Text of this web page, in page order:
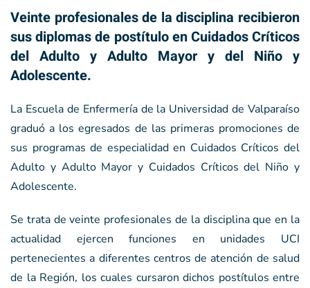
Veinte profesionales de la disciplina recibieron
sus diplomas de postítulo en Cuidados Críticos
del Adulto y Adulto Mayor y del Niño y
Adolescente.
La Escuela de Enfermería de la Universidad de Valparaíso
graduó a los egresados de las primeras promociones de
sus programas de especialidad en Cuidados Críticos del
Adulto y Adulto Mayor y Cuidados Críticos del Niño y
Adolescente.
Se trata de veinte profesionales de la disciplina que en la
actualidad ejercen funciones en unidades UCI
pertenecientes a diferentes centros de atención de salud
de la Región, los cuales cursaron dichos postítulos entre